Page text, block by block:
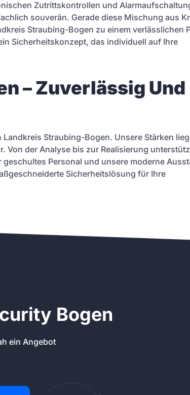
Zutrittskontrollen und
souverän. Gerade diese Mischung aus
Straubing-Bogen zu einem verlässlichen
Sicherheitskonzept, das individuell auf Ihre
– Zuverlässig Und
Straubing-Bogen. Unsere Stärken
Von der Analyse bis zur Realisierung
Personal und unsere moderne
Sicherheitslösung für Ihre
Bogen
ein Angebot